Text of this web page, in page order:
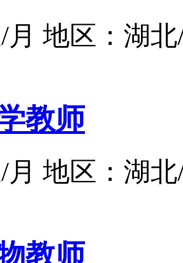
地区：湖
教师
地区：湖
教师